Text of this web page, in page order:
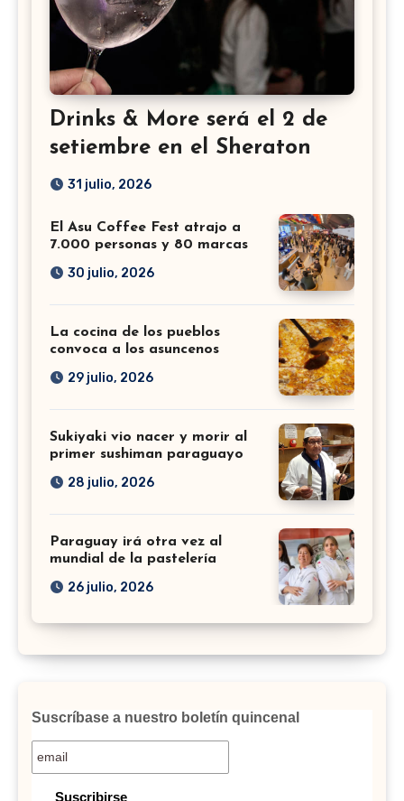
Drinks & More será el 2 de
setiembre en el Sheraton
31 julio, 2026
El Asu Coffee Fest atrajo a
7.000 personas y 80 marcas
30 julio, 2026
La cocina de los pueblos
convoca a los asuncenos
29 julio, 2026
Sukiyaki vio nacer y morir al
primer sushiman paraguayo
28 julio, 2026
Paraguay irá otra vez al
mundial de la pastelería
26 julio, 2026
Suscríbase a nuestro boletín quincenal